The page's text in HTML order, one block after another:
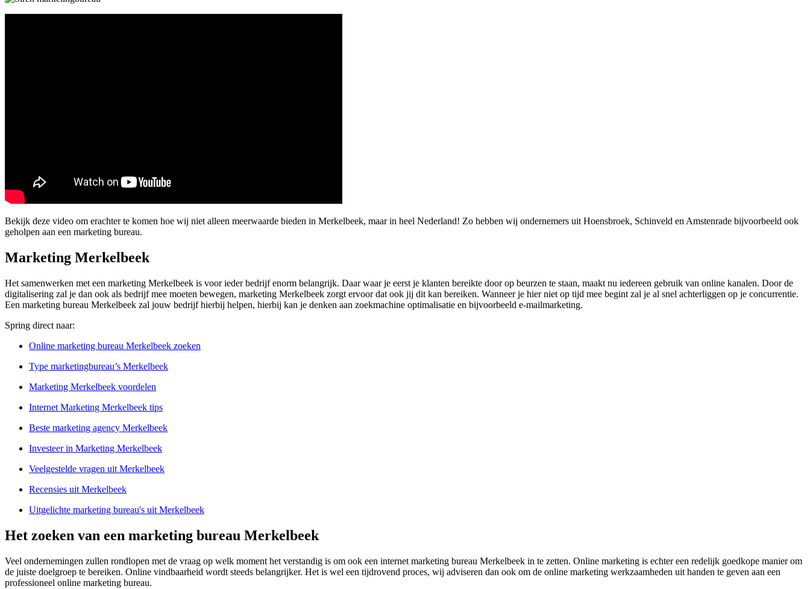
Bekijk deze video om erachter te komen hoe wij niet alleen meerwaarde bieden in Merkelbeek, maar in heel Nederland! Zo hebben wij ondernemers uit Hoensbroek, Schinveld en Amstenrade bijvoorbeeld ook
geholpen aan een marketing bureau.
Marketing Merkelbeek
Het samenwerken met een marketing Merkelbeek is voor ieder bedrijf enorm belangrijk. Daar waar je eerst je klanten bereikte door op beurzen te staan, maakt nu iedereen gebruik van online kanalen. Door de
digitalisering zal je dan ook als bedrijf mee moeten bewegen, marketing Merkelbeek zorgt ervoor dat ook jij dit kan bereiken. Wanneer je hier niet op tijd mee begint zal je al snel achterliggen op je concurrentie.
Een marketing bureau Merkelbeek zal jouw bedrijf hierbij helpen, hierbij kan je denken aan zoekmachine optimalisatie en bijvoorbeeld e-mailmarketing.
Spring direct naar:
Online marketing bureau Merkelbeek zoeken
Type marketingbureau’s Merkelbeek
Marketing Merkelbeek voordelen
Internet Marketing Merkelbeek tips
Beste marketing agency Merkelbeek
Investeer in Marketing Merkelbeek
Veelgestelde vragen uit Merkelbeek
Recensies uit Merkelbeek
Uitgelichte marketing bureau's uit Merkelbeek
Het zoeken van een marketing bureau Merkelbeek
Veel ondernemingen zullen rondlopen met de vraag op welk moment het verstandig is om ook een internet marketing bureau Merkelbeek in te zetten. Online marketing is echter een redelijk goedkope manier om
de juiste doelgroep te bereiken. Online vindbaarheid wordt steeds belangrijker. Het is wel een tijdrovend proces, wij adviseren dan ook om de online marketing werkzaamheden uit handen te geven aan een
professioneel online marketing bureau.